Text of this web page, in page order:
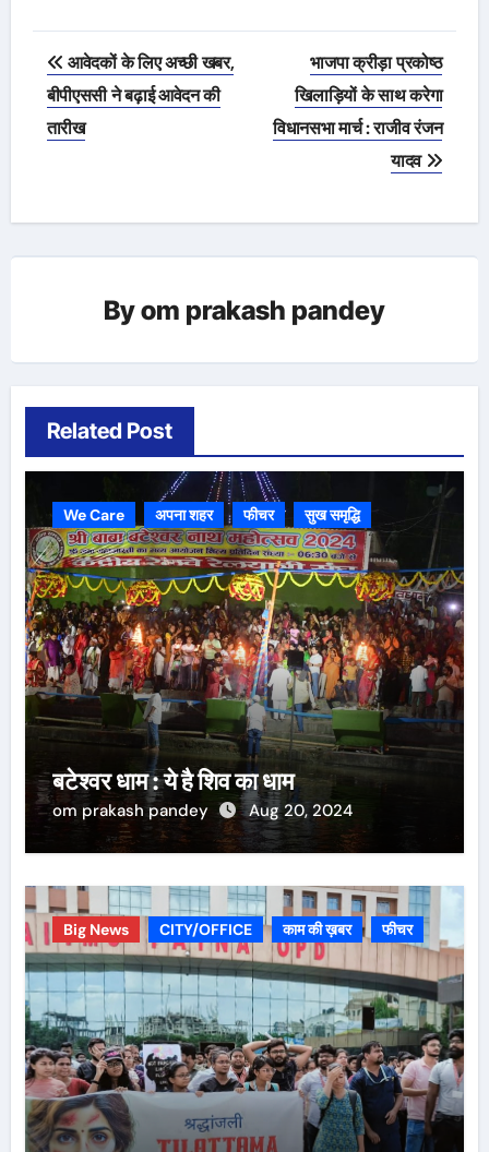
Post
navigation
आवेदकों के लिए अच्छी खबर,
बीपीएससी ने बढ़ाई आवेदन की
तारीख
भाजपा क्रीड़ा प्रकोष्ठ
खिलाड़ियों के साथ करेगा
विधानसभा मार्च : राजीव रंजन
यादव
Byom prakash pandey
Related Post
We Care अपना शहर फीचर सुख समृद्धि
बटेश्वर धाम : ये है शिव का धाम
om prakash pandey Aug 20, 2024
Big News CITY/OFFICE काम की ख़बर फीचर